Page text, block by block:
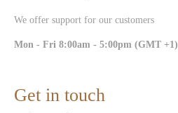
We offer support for our customers
Mon - Fri 8:00am - 5:00pm (GMT +1)
Get in touch